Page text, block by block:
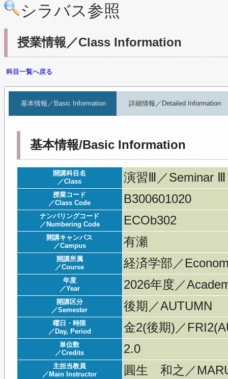
シラバス参照
授業情報／Class Information
科目一覧へ戻る
基本情報／Basic Information 詳細情報／Detailed Information
基本情報/Basic Information
開講科目名
／Class
演習Ⅲ／Seminar Ⅲ
授業コード
／Class Code
B300601020
ナンバリングコード
／Numbering Code
ECOb302
開講キャンパス
／Campus
有瀬
開講所属
／Course
経済学部／
年度
／Year
2026年度／
開講区分
／Semester
後期／AUTUMN
曜日・時限
／Day, Period
金2(後期)／
単位数
／Credits
2.0
主担当教員
／Main Instructor
圓生 和之／